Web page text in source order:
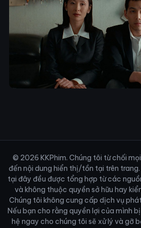
© 2026 KKPhim. Chúng tôi từ chối
đến nội dung hiển thị/tồn tại trên
tại đây đều được tổng hợp từ các
và không thuộc quyền sở hữu hay
Chúng tôi không cung cấp dịch vụ
Nếu bạn cho rằng quyền lợi của mình
hệ ngay cho chúng tôi sẽ xử lý và gỡ